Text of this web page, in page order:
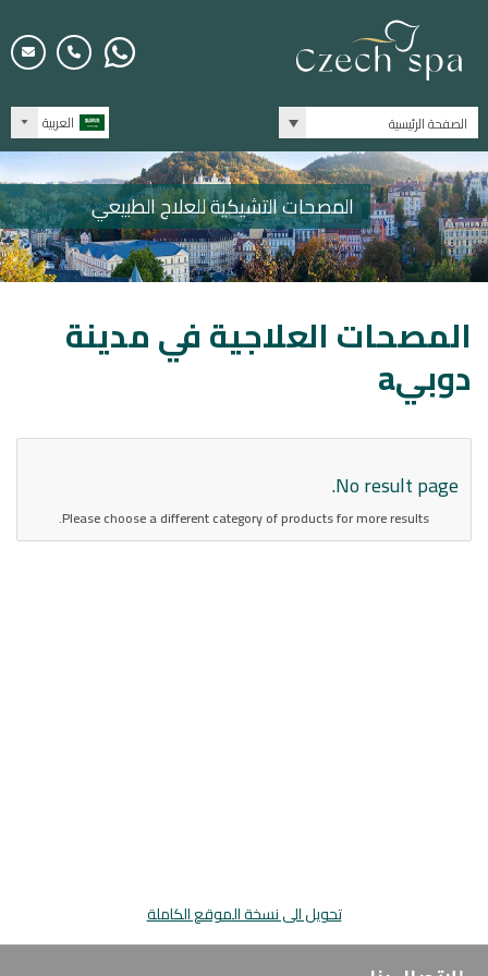
العربية الصفحة الرئيسية
المصحات التشيكية للعلاج الطبيعي
المصحات العلاجية في مدينة
دوبيa
No result page.
Please choose a different category of products for more results.
تحويل الى نسخة الموقع الكاملة